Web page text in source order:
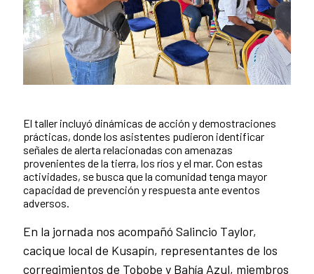
El taller incluyó dinámicas de acción y demostraciones
prácticas, donde los asistentes pudieron identificar
señales de alerta relacionadas con amenazas
provenientes de la tierra, los ríos y el mar. Con estas
actividades, se busca que la comunidad tenga mayor
capacidad de prevención y respuesta ante eventos
adversos.
En la jornada nos acompañó Salincio Taylor,
cacique local de Kusapín, representantes de los
corregimientos de Tobobe y Bahía Azul, miembros